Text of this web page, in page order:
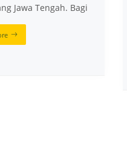
Jawa Tengah. Bagi